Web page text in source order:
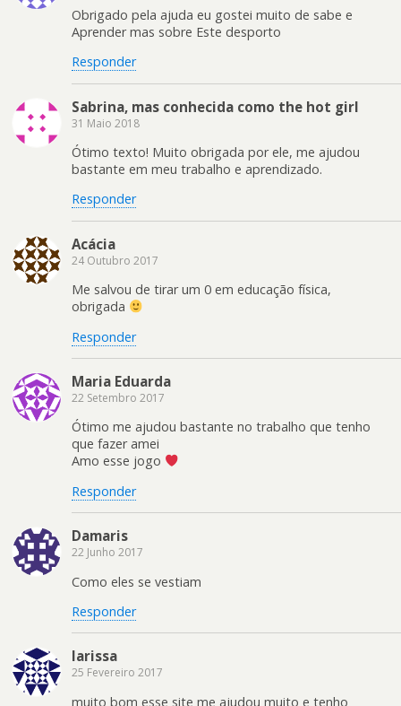
Obrigado pela ajuda eu gostei muito de sabe e
Aprender mas sobre Este desporto
Responder
Sabrina, mas conhecida como the hot girl
31 Maio 2018
Ótimo texto! Muito obrigada por ele, me ajudou
bastante em meu trabalho e aprendizado.
Responder
Acácia
24 Outubro 2017
Me salvou de tirar um 0 em educação física,
obrigada
Responder
Maria Eduarda
22 Setembro 2017
Ótimo me ajudou bastante no trabalho que tenho
que fazer amei
Amo esse jogo
Responder
Damaris
22 Junho 2017
Como eles se vestiam
Responder
larissa
25 Fevereiro 2017
muito bom esse site me ajudou muito e tenho